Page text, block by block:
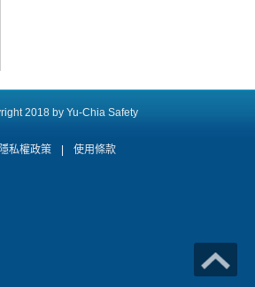
2018 by Yu-Chia Safety
隱私權政策 使用條款